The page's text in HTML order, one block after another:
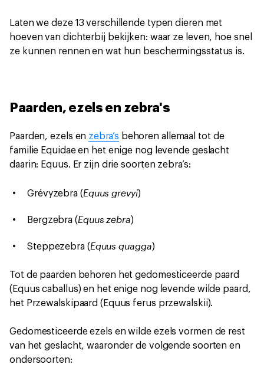
Laten we deze 13 verschillende typen dieren met
hoeven van dichterbij bekijken: waar ze leven, hoe snel
ze kunnen rennen en wat hun beschermingsstatus is.
Paarden, ezels en zebra's
Paarden, ezels en zebra’s behoren allemaal tot de
familie Equidae en het enige nog levende geslacht
daarin: Equus. Er zijn drie soorten zebra’s:
Grévyzebra (Equus grevyi)
Bergzebra (Equus zebra)
Steppezebra (Equus quagga)
Tot de paarden behoren het gedomesticeerde paard
(Equus caballus) en het enige nog levende wilde paard,
het Przewalskipaard (Equus ferus przewalskii).
Gedomesticeerde ezels en wilde ezels vormen de rest
van het geslacht, waaronder de volgende soorten en
ondersoorten: